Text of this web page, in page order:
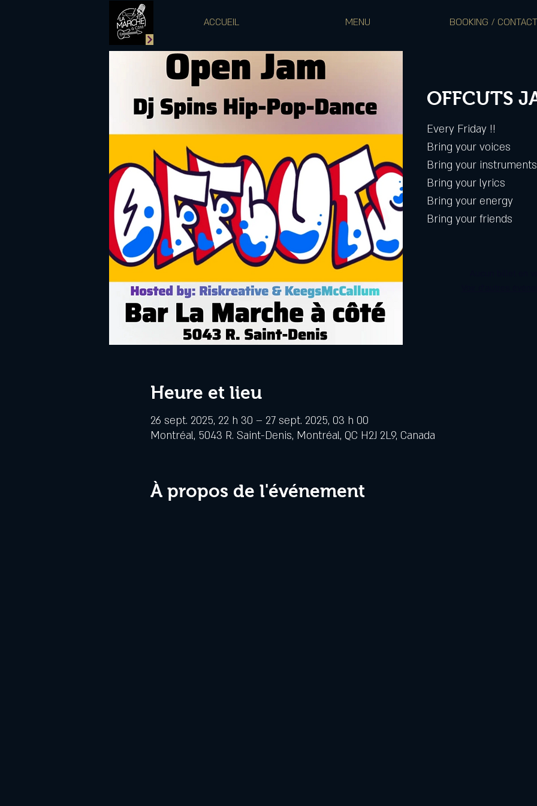
ACCUEIL MENU BOOKING / CONTACT
OFFCUTS
Every Friday !!
Bring your voices
Bring your instruments
Bring your lyrics
Bring your energy
Bring your friends
Heure et lieu
26 sept. 2025, 22 h 30 – 27 sept. 2025, 03 h 00
Montréal, 5043 R. Saint-Denis, Montréal, QC H2J 2L9, Canada
À propos de l'événement